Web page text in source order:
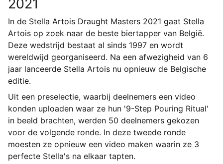
2021
In de Stella Artois Draught Masters 2021 gaat Stella
Artois op zoek naar de beste biertapper van België.
Deze wedstrijd bestaat al sinds 1997 en wordt
wereldwijd georganiseerd. Na een afwezigheid van 6
jaar lanceerde Stella Artois nu opnieuw de Belgische
editie.
Uit een preselectie, waarbij deelnemers een video
konden uploaden waar ze hun '9-Step Pouring Ritual'
in beeld brachten, werden 50 deelnemers gekozen
voor de volgende ronde. In deze tweede ronde
moesten ze opnieuw een video maken waarin ze 3
perfecte Stella's na elkaar tapten.